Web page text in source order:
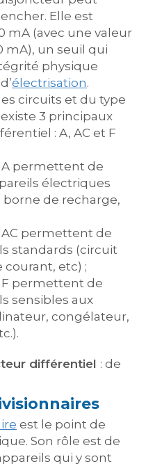
Elle est
mA (avec une valeur
mA), un seuil qui
physique
électrisation.
circuits et du type
3 principaux
: A, AC et F
A permettent de
électriques
borne de recharge,
permettent de
standards (circuit
courant, etc) ;
F permettent de
sensibles aux
congélateur,
différentiel : de
est le point de
Son rôle est de
qui y sont